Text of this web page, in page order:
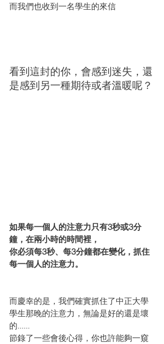
而我們也收到一名學生的來信
看到這封的你，會感到迷失，還
是感到另一種期待或者溫暖呢？
如果每一個人的注意力只有3秒或3分
鐘，在兩小時的時間裡，
你必須每3秒、每3分鐘都在變化，抓住
每一個人的注意力。
而慶幸的是，我們確實抓住了中正大學
學生那晚的注意力，無論是好的還是壞
的......
節錄了一些會後心得，你也許能夠一窺